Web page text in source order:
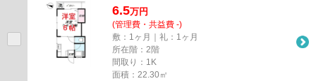
6.5万円
(管理費・共益費 -)
敷：1ヶ月｜礼：1ヶ月
所在階：2階
間取り：1K
面積：22.30㎡